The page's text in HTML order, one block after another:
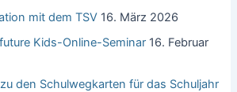
mit dem TSV 16. März 2026
Kids-Online-Seminar 16. Februar
den Schulwegkarten für das Schuljahr